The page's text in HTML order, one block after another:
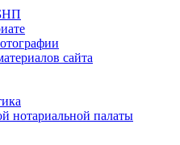
сайта
нотариальной палаты